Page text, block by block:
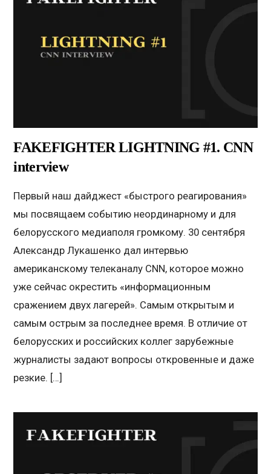
FAKEFIGHTER LIGHTNING #1. CNN
interview
Первый наш дайджест «быстрого реагирования»
мы посвящаем событию неординарному и для
белорусского медиаполя громкому. 30 сентября
Александр Лукашенко дал интервью
американскому телеканалу CNN, которое можно
уже сейчас окрестить «информационным
сражением двух лагерей». Самым открытым и
самым острым за последнее время. В отличие от
белорусских и российских коллег зарубежные
журналисты задают вопросы откровенные и даже
резкие. […]